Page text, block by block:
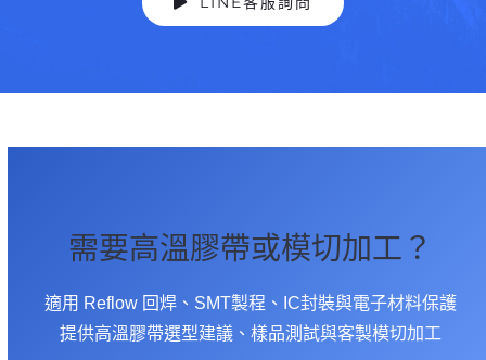
需要高溫膠帶或模切加工？
適用 Reflow 回焊、SMT製程、IC封裝與電子材料保護
提供高溫膠帶選型建議、樣品測試與客製模切加工